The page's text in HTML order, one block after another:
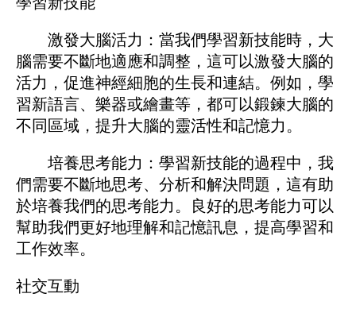
激發大腦活力：當我們學習新技能時，大
腦需要不斷地適應和調整，這可以激發大腦的
活力，促進神經細胞的生長和連結。例如，學
習新語言、樂器或繪畫等，都可以鍛鍊大腦的
不同區域，提升大腦的靈活性和記憶力。
培養思考能力：學習新技能的過程中，我
們需要不斷地思考、分析和解決問題，這有助
於培養我們的思考能力。良好的思考能力可以
幫助我們更好地理解和記憶訊息，提高學習和
工作效率。
社交互動